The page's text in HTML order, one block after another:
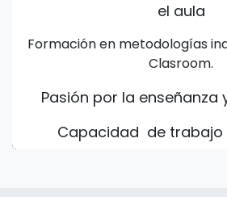
el aula
Formación en metodologías
Clasroom.
Pasión por la enseñanza
Capacidad de trabajo